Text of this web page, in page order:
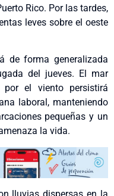
Rico. Por las tardes,
leves sobre el oeste
de forma generalizada
del jueves. El mar
el viento persistirá
laboral, manteniendo
pequeñas y un
la vida.